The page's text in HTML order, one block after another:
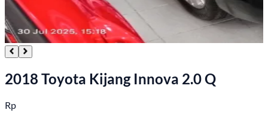
2018 Toyota Kijang Innova 2.0 Q
Rp